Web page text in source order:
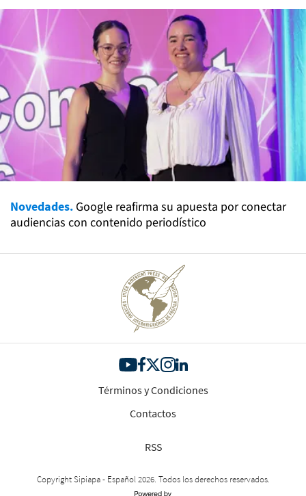
Novedades. Google reafirma su apuesta por conectar
audiencias con contenido periodístico
Términos y Condiciones
Contactos
RSS
Copyright Sipiapa - Español 2026. Todos los derechos reservados.